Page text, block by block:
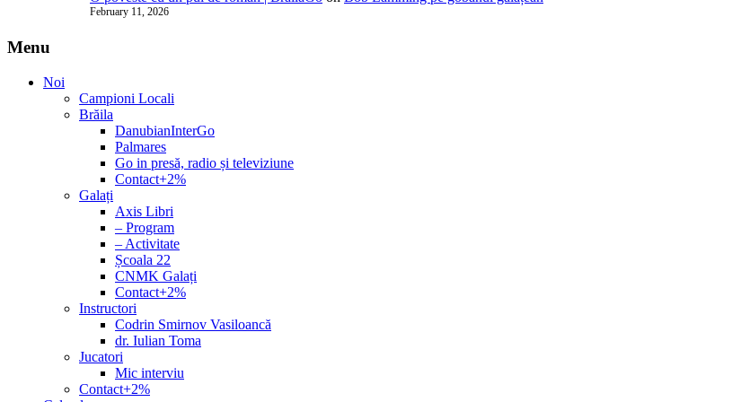
February 11, 2026
Menu
Noi
Campioni Locali
Brăila
DanubianInterGo
Palmares
Go in presă, radio și televiziune
Contact+2%
Galați
Axis Libri
– Program
– Activitate
Școala 22
CNMK Galați
Contact+2%
Instructori
Codrin Smirnov Vasiloancă
dr. Iulian Toma
Jucatori
Mic interviu
Contact+2%